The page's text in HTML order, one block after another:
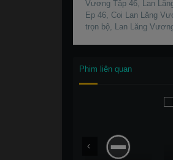
Vương Tập 46, Lan
Ep 46, Coi Lan Lăng
trọn bộ, Lan Lăng
Phim liên quanminh